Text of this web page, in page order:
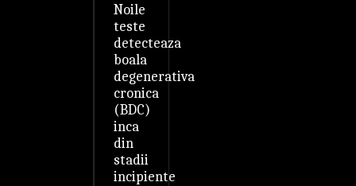
Noile
teste
detecteaza
boala
degenerativa
cronica
(BDC)
inca
din
stadii
incipiente